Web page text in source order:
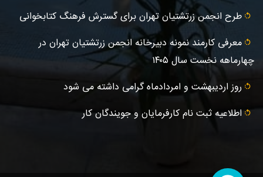
طرح انجمن زرتشتیان تهران برای گسترش فرهنگ کتابخوانی
معرفی کارمند نمونه دبیرخانه انجمن زرتشتیان تهران در
چهارماهه نخست سال ۱۴۰۵
روز اردیبهشت و امردادماه گرامی داشته می شود
اطلاعیه ثبت‌ نام کارفرمایان و جویندگان کار